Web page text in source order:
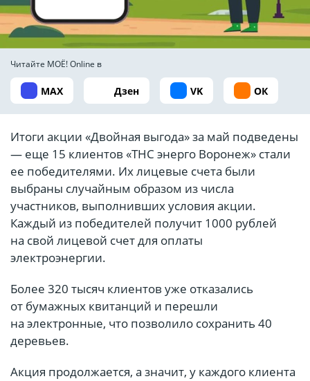
Читайте МОЁ! Online в
MAX Дзен VK ОК
Итоги акции «Двойная выгода» за май подведены
— еще 15 клиентов «ТНС энерго Воронеж» стали
ее победителями. Их лицевые счета были
выбраны случайным образом из числа
участников, выполнивших условия акции.
Каждый из победителей получит 1000 рублей
на свой лицевой счет для оплаты
электроэнергии.
Более 320 тысяч клиентов уже отказались
от бумажных квитанций и перешли
на электронные, что позволило сохранить 40
деревьев.
Акция продолжается, а значит, у каждого клиента